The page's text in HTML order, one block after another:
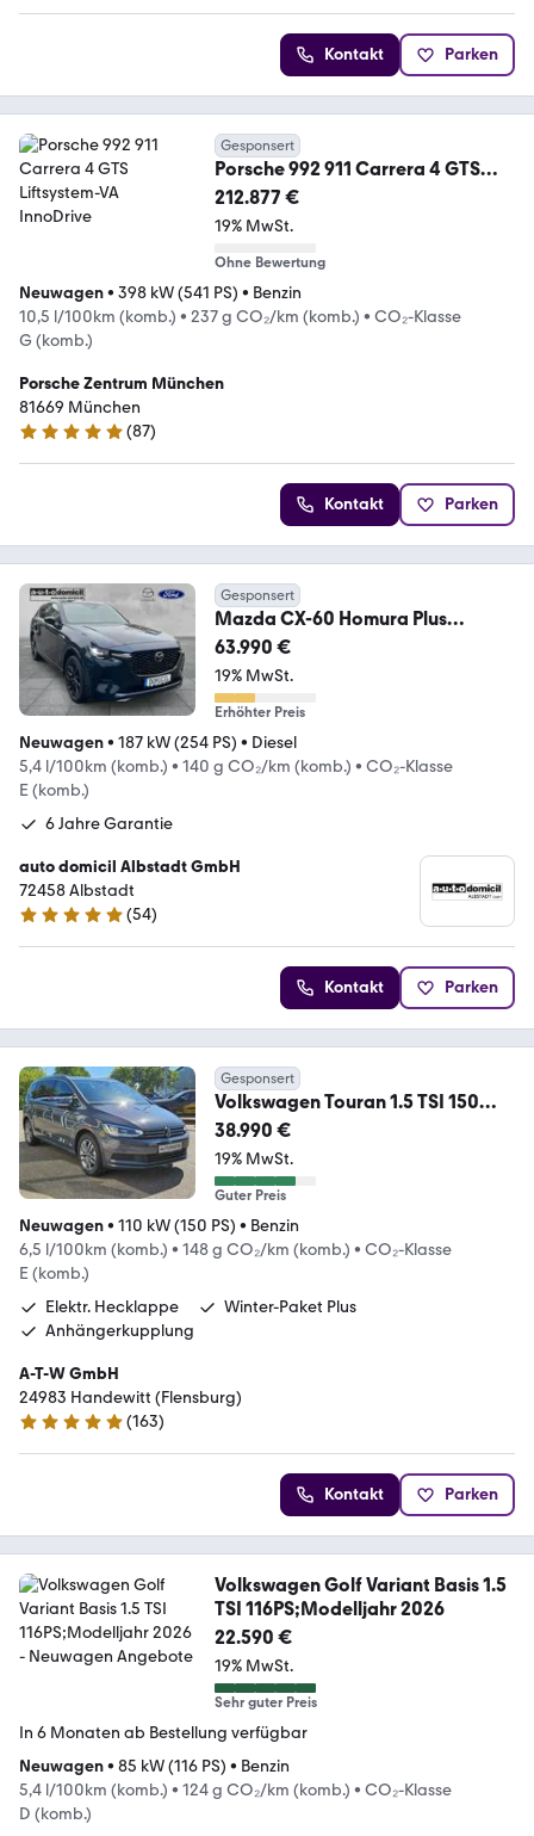
Kontakt Parken
Gesponsert
Porsche 992 911 Carrera 4 GTS
Liftsystem-VA InnoDrive
212.877 €
19% MwSt.
Ohne Bewertung
Neuwagen• 398 kW (541 PS) • Benzin
10,5 l/100km (komb.) • 237 g CO₂/km (komb.) • CO₂-Klasse
G (komb.)
Porsche Zentrum München
81669 München
5 Sterne
(87)
Kontakt Parken
Gesponsert
Mazda CX-60 Homura Plus
AWD/Bose/360°/Matrix
63.990 €
19% MwSt.
Erhöhter Preis
Neuwagen• 187 kW (254 PS) • Diesel
5,4 l/100km (komb.) • 140 g CO₂/km (komb.) • CO₂-Klasse
E (komb.)
6 Jahre Garantie
auto domicil Albstadt GmbH
72458 Albstadt
4.9 Sterne
(54)
Kontakt Parken
Gesponsert
Volkswagen Touran 1.5 TSI 150
DSG Comfortline 7. Sitzer
38.990 €
19% MwSt.
Guter Preis
Neuwagen• 110 kW (150 PS) • Benzin
6,5 l/100km (komb.) • 148 g CO₂/km (komb.) • CO₂-Klasse
E (komb.)
Elektr. Hecklappe
Winter-Paket Plus
Anhängerkupplung
A-T-W GmbH
24983 Handewitt (Flensburg)
4.8 Sterne
(163)
Kontakt Parken
Volkswagen Golf Variant Basis 1.5
TSI 116PS;Modelljahr 2026
22.590 €
19% MwSt.
Sehr guter Preis
In 6 Monaten ab Bestellung verfügbar
Neuwagen• 85 kW (116 PS) • Benzin
5,4 l/100km (komb.) • 124 g CO₂/km (komb.) • CO₂-Klasse
D (komb.)